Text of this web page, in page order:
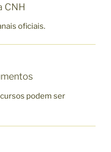
CNH
oficiais.
podem ser